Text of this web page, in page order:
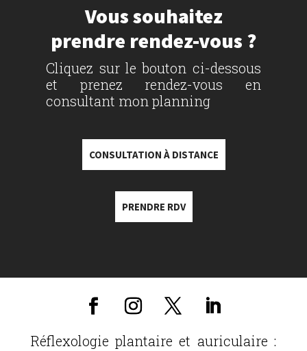
Vous souhaitez
prendre rendez-vous ?
Cliquez sur le bouton ci-dessous
et prenez rendez-vous en
consultant mon planning
CONSULTATION À DISTANCE
PRENDRE RDV
Réflexologie plantaire et auriculaire :